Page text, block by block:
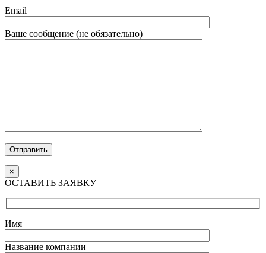
Email
Ваше сообщение (не обязательно)
Отправить
×
ОСТАВИТЬ ЗАЯВКУ
Имя
Название компании